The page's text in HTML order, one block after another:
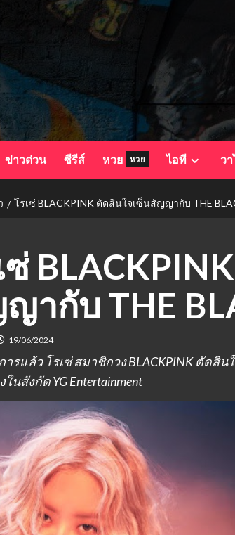
ข่าวด่วน ซีรีส์ หวย หวย ไอที ว
โรเซ่ BLACKPINK ตัดสินใจเซ็นสัญญากับ THE
ซ่
ากับ THE
19/06/2024
ารแล้ว โรเซ่ สมาชิกวง BLACKPINK ตัดสิ
ในสังกัด YG Entertainment